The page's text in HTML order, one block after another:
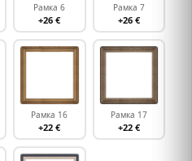
Рамка 6
+26 €
Рамка 7
+26 €
Рамка 16
+22 €
Рамка 17
+22 €